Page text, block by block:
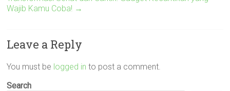
Wajib Kamu Coba! →
Leave a Reply
You must be logged in to post a comment.
Search